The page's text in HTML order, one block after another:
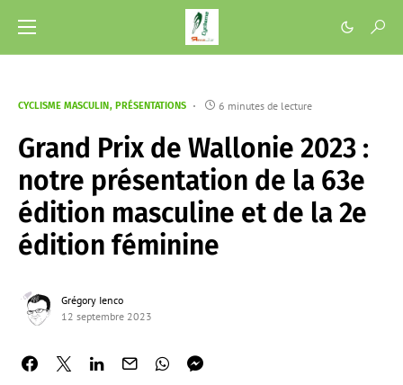
CYCLISME MASCULIN PRÉSENTATIONS 6 minutes de lecture
Grand Prix de Wallonie 2023 :
notre présentation de la 63e
édition masculine et de la 2e
édition féminine
Grégory Ienco
12 septembre 2023